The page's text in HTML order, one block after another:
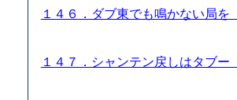
１４６．ダブ東でも鳴かない局を
１４７．シャンテン戻しはタブー